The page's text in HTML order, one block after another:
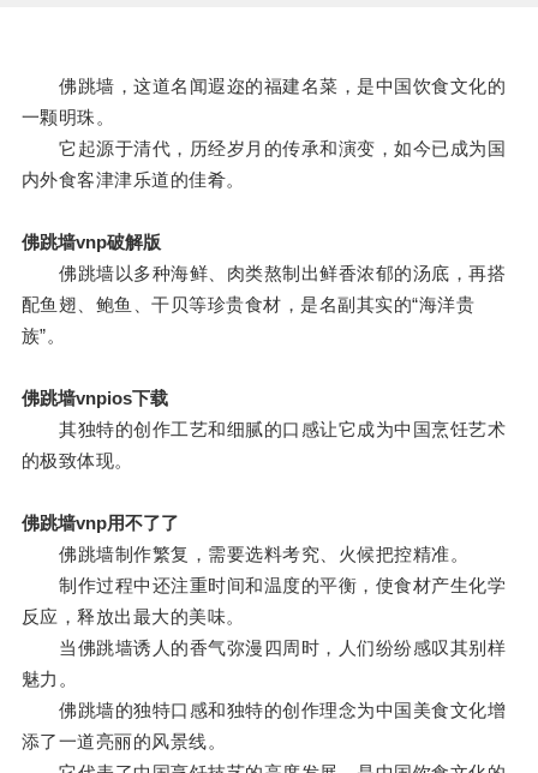
佛跳墙，这道名闻遐迩的福建名菜，是中国饮食文化的
一颗明珠。
它起源于清代，历经岁月的传承和演变，如今已成为国
内外食客津津乐道的佳肴。
佛跳墙vnp破解版
佛跳墙以多种海鲜、肉类熬制出鲜香浓郁的汤底，再搭
配鱼翅、鲍鱼、干贝等珍贵食材，是名副其实的“海洋贵
族”。
佛跳墙vnpios下载
其独特的创作工艺和细腻的口感让它成为中国烹饪艺术
的极致体现。
佛跳墙vnp用不了了
佛跳墙制作繁复，需要选料考究、火候把控精准。
制作过程中还注重时间和温度的平衡，使食材产生化学
反应，释放出最大的美味。
当佛跳墙诱人的香气弥漫四周时，人们纷纷感叹其别样
魅力。
佛跳墙的独特口感和独特的创作理念为中国美食文化增
添了一道亮丽的风景线。